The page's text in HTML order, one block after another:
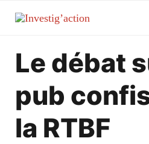
Le débat
pub
la RTBF